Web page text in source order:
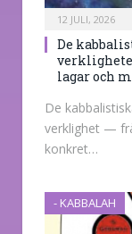
12 JULI, 2026
De
lagar och
De
verklighet —
konkret…
- KABBALAH